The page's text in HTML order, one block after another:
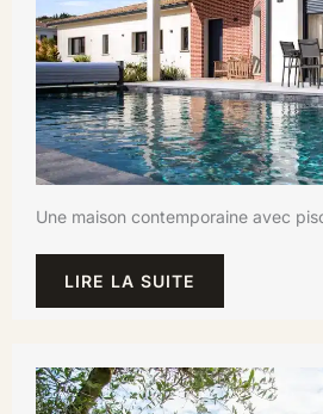
Une maison contemporaine avec
LIRE LA SUITE